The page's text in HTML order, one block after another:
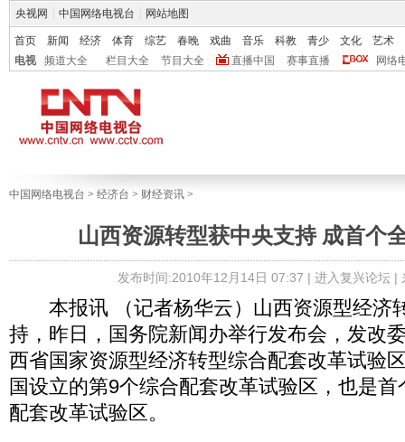
央视网 中国网络电视台 网站地图
首页 新闻 经济 体育 综艺 春晚 戏曲 音乐 科教 青少 文化
艺术
电视
频道大全 栏目大全 节目大全 直播中国 赛事直播 网络
中国网络电视台 > 经济台 > 财经资讯 >
山西资源转型获中央支持 成首个
发布时间:2010年12月14日 07:37 | 进入复兴论坛|
本报讯 （记者杨华云）山西资源型经济
持，昨日，国务院新闻办举行发布会，发改
西省国家资源型经济转型综合配套改革试验
国设立的第9个综合配套改革试验区，也是
配套改革试验区。